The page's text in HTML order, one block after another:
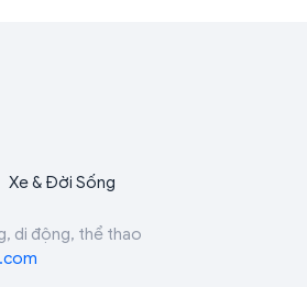
Xe & Đời Sống
di động, thể thao